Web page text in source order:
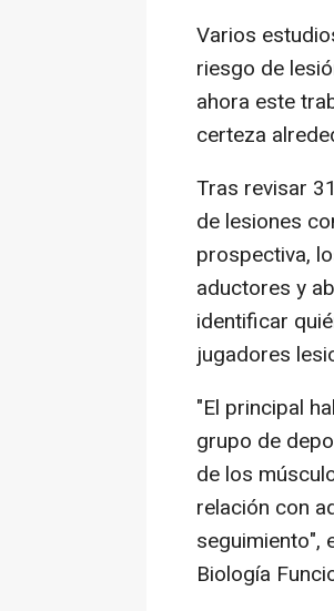
Varios
riesgo de
ahora este
certeza
Tras revisar
de lesiones
prospectiva,
aductores y
identificar
jugadores
"El principal
grupo de
de los
relación con
seguimiento",
Biología